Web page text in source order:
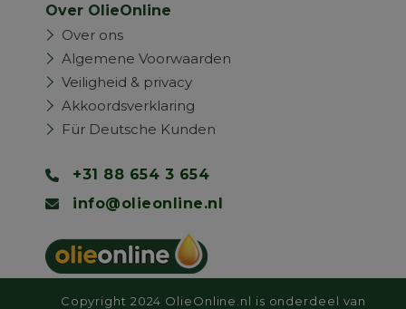
Over OlieOnline
Over ons
Algemene Voorwaarden
Veiligheid & privacy
Akkoordsverklaring
Für Deutsche Kunden
+31 88 654 3 654
info@olieonline.nl
Copyright 2024 OlieOnline.nl is onderdeel van